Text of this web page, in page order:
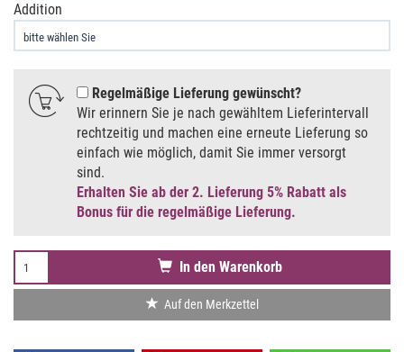
Addition
Regelmäßige Lieferung gewünscht
Wir erinnern Sie je nach gewähltem Lieferintervall
rechtzeitig und machen eine erneute Lieferung so
einfach wie möglich, damit Sie immer versorgt
sind.
Erhalten Sie ab der 2. Lieferung 5% Rabatt als
Bonus für die regelmäßige Lieferung.
In den Warenkorb
Auf den Merkzettel